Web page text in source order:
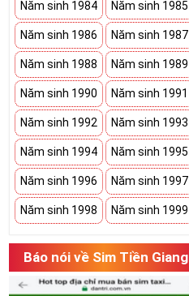
Năm sinh 1984 Năm sinh 1985
Năm sinh 1986 Năm sinh 1987
Năm sinh 1988 Năm sinh 1989
Năm sinh 1990 Năm sinh 1991
Năm sinh 1992 Năm sinh 1993
Năm sinh 1994 Năm sinh 1995
Năm sinh 1996 Năm sinh 1997
Năm sinh 1998 Năm sinh 1999
Báo nói về Sim Tiền Giang